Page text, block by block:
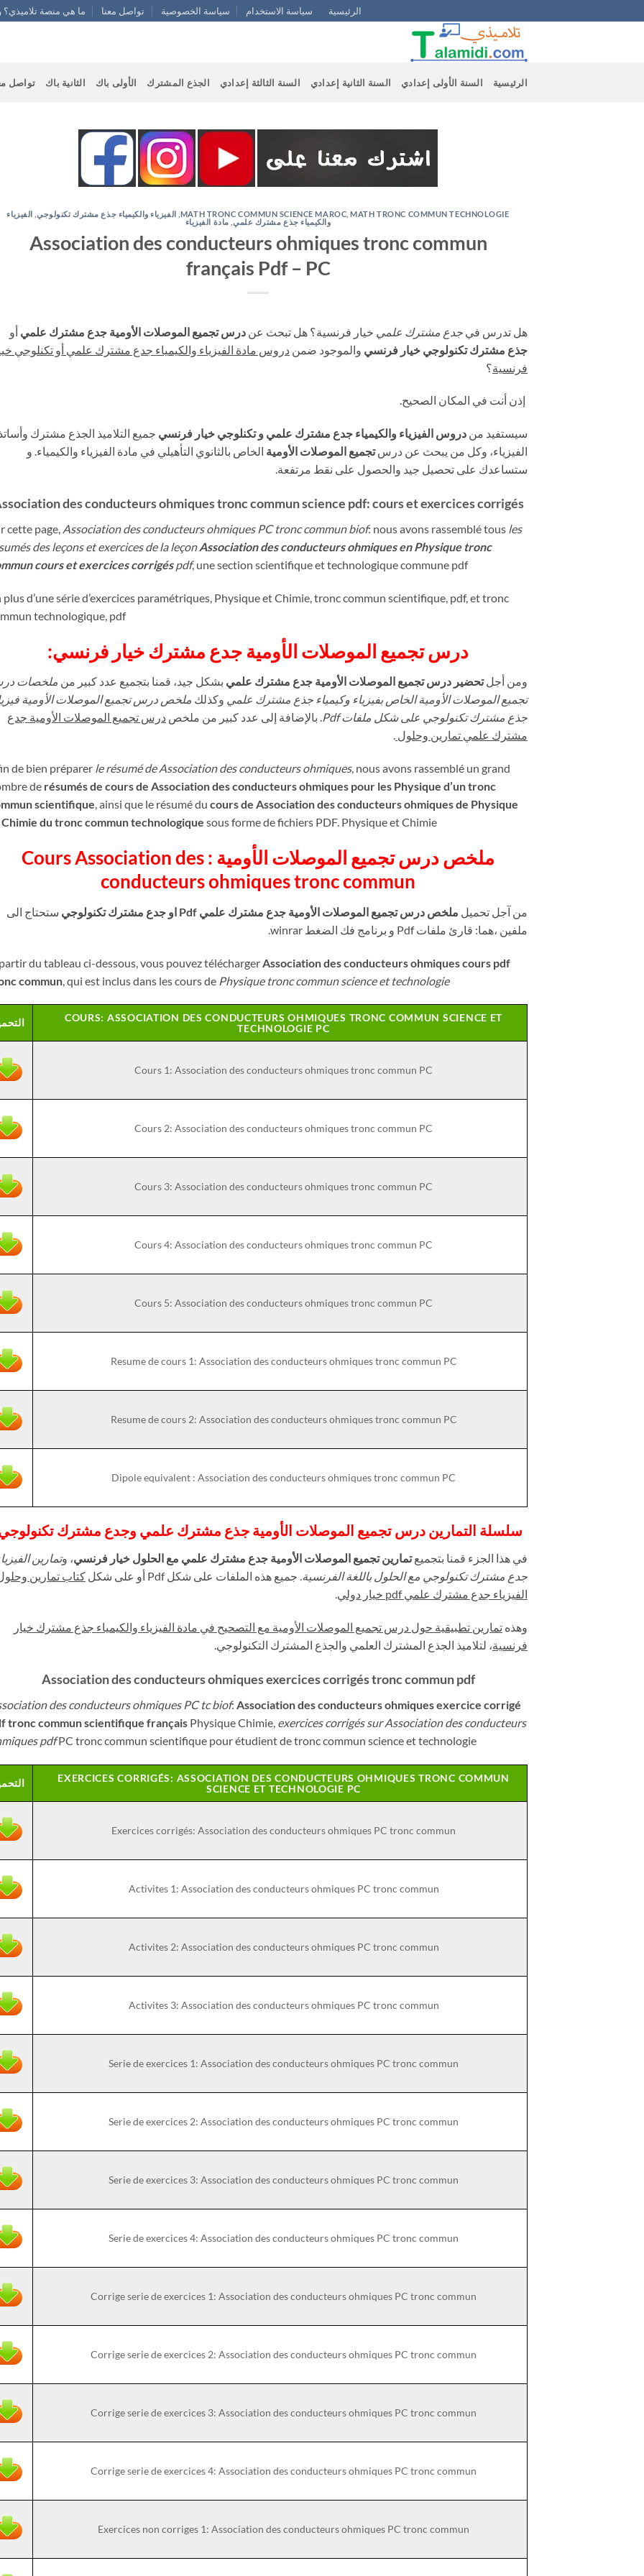
to
الرئيسية سياسة الاستخدام سياسة الخصوصية تواصل معنا ما هي منصة تلاميذي؟
الرئيسية السنة الأولى إعدادي السنة الثانية إعدادي السنة الثالثة إعدادي الجذع المشترك الأولى باك الثانية باك تواصل
MATH TRONC COMMUN SCIENCE MAROC ,MATH TRONC COMMUN TECHNOLOGIE الفيزياء والكيمياء جذع مشترك تكنولوجي الفيزياء
والكيمياء جذع مشترك علمي مادة الفيزياء
Association des conducteurs ohmiques tronc commun
français Pdf – PC
هل تدرس في جدع مشترك علمي خيار فرنسية؟ هل تبحث عن درس تجميع الموصلات الأومية جدع مشترك علمي أو
جذع مشترك تكنولوجي خيار فرنسي والموجود ضمن دروس مادة الفيزياء والكيمياء جدع مشترك علمي أو تكنلوجي
فرنسية؟
إذن أنت في المكان الصحيح.
سيستفيد من دروس الفيزياء والكيمياء جدع مشترك علمي و تكنلوجي خيار فرنسي جميع التلاميذ الجذع مشترك
الفيزياء، وكل من يبحث عن درستجميع الموصلات الأومية الخاص بالثانوي التأهيلي في مادة الفيزياء والكيمياء. و
ستساعدك على تحصيل جيد والحصول على نقط مرتفعة.
des conducteurs ohmiques tronc commun science pdf: cours et exercices corrigés
cette page, Association des conducteurs ohmiques PC tronc commun biof: nous avons rassemblé tous les
des leçons et exercices de la leçonAssociation des conducteurs ohmiques en Physique tronc
cours et exercices corrigéspdf, une section scientifique et technologique commune pdf
plus d’une série d’exercices paramétriques, Physique et Chimie, tronc commun scientifique, pdf, et tronc
technologique, pdf
درس تجميع الموصلات الأومية جدع مشترك خيار فرنسي:
ومن أجلتحضير درس تجميع الموصلات الأومية جدع مشترك علمي بشكل جيد، قمنا بتجميع عدد كبير من ملخصات
تجميع الموصلات الأومية الخاص بفيزياء وكيمياء جذع مشترك علمي وكذلك ملخص درس تجميع الموصلات الأومية
جذع مشترك تكنولوجي على شكل ملفات Pdf
. بالإضافة إلى عدد كبير من ملخص درس تجميع الموصلات الأومية جدع
مشترك علمي تمارين وحلول .
de bien préparer le résumé de Association des conducteurs ohmiques, nous avons rassemblé un grand
de résumés de cours de Association des conducteurs ohmiques pour les Physique d’un tronc
scientifique, ainsi que le résumé du cours de Association des conducteurs ohmiques de Physique
du tronc commun technologique sous forme de fichiers PDF. Physique et Chimie
ملخص درس تجميع الموصلات الأومية : Cours Association des
conducteurs ohmiques tronc commun
من آجل تحميل ملخص درس تجميع الموصلات الأومية جدع مشترك علمي Pdf او جدع مشترك تكنولوجي
ستحتاج الى
ملفين ،هما: قارئ ملفات Pdf و برنامج فك الضغط winrar.
du tableau ci-dessous, vous pouvez télécharger Association des conducteurs ohmiques cours pdf
commun , qui est inclus dans les cours de Physique tronc commun science et technologie
COURS: ASSOCIATION DES CONDUCTEURS OHMIQUES TRONC COMMUN SCIENCE ET
TECHNOLOGIE PC
Cours 1: Association des conducteurs ohmiques tronc commun PC
Cours 2: Association des conducteurs ohmiques tronc commun PC
Cours 3: Association des conducteurs ohmiques tronc commun PC
Cours 4: Association des conducteurs ohmiques tronc commun PC
Cours 5: Association des conducteurs ohmiques tronc commun PC
Resume de cours 1: Association des conducteurs ohmiques tronc commun PC
Resume de cours 2: Association des conducteurs ohmiques tronc commun PC
Dipole equivalent : Association des conducteurs ohmiques tronc commun PC
سلسلة التمارين درس تجميع الموصلات الأومية جذع مشترك علمي وجدع مشترك
في هذا الجزء قمنا بتجميعتمارين تجميع الموصلات الأومية جدع مشترك علمي مع الحلول خيار فرنسي، وتمارين
جدع مشترك تكنولوجي مع الحلول باللغة الفرنسية. جميع هذه الملفات على شكل Pdf أو على شكل
كتاب تمارين
الفيزياء جدع مشترك علميpdf خيار دولي.
وهذه تمارين تطبيقية حول درس تجميع الموصلات الأومية مع التصحيح في مادة الفيزياء والكيمياء جذع مشترك خيار
فرنسية، لتلاميذ الجذع المشترك العلمي والجذع المشترك التكنولوجي.
Association des conducteurs ohmiques exercices corrigés tronc commun pdf
des conducteurs ohmiques PC tc biof: Association des conducteurs ohmiquesexercice corrigé
tronc commun scientifique français Physique Chimie, exercices corrigés sur Association des conducteurs
pdfPC tronc commun scientifique pour étudient de tronc commun science et technologie
EXERCICES CORRIGÉS: ASSOCIATION DES CONDUCTEURS OHMIQUES TRONC COMMUN
SCIENCE ET TECHNOLOGIE PC
Exercices corrigés: Association des conducteurs ohmiques PC tronc commun
Activites 1: Association des conducteurs ohmiques PC tronc commun
Activites 2: Association des conducteurs ohmiques PC tronc commun
Activites 3: Association des conducteurs ohmiques PC tronc commun
Serie de exercices 1: Association des conducteurs ohmiques PC tronc commun
Serie de exercices 2: Association des conducteurs ohmiques PC tronc commun
Serie de exercices 3: Association des conducteurs ohmiques PC tronc commun
Serie de exercices 4: Association des conducteurs ohmiques PC tronc commun
Corrige serie de exercices 1: Association des conducteurs ohmiques PC tronc commun
Corrige serie de exercices 2: Association des conducteurs ohmiques PC tronc commun
Corrige serie de exercices 3: Association des conducteurs ohmiques PC tronc commun
Corrige serie de exercices 4: Association des conducteurs ohmiques PC tronc commun
Exercices non corriges 1: Association des conducteurs ohmiques PC tronc commun